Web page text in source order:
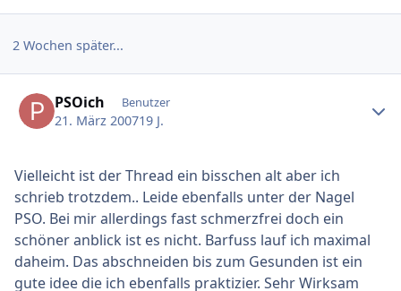
2 Wochen später...
PSOich Benutzer
21. März 200719 J.
Vielleicht ist der Thread ein bisschen alt aber ich
schrieb trotzdem.. Leide ebenfalls unter der Nagel
PSO. Bei mir allerdings fast schmerzfrei doch ein
schöner anblick ist es nicht. Barfuss lauf ich maximal
daheim. Das abschneiden bis zum Gesunden ist ein
gute idee die ich ebenfalls praktizier. Sehr Wirksam